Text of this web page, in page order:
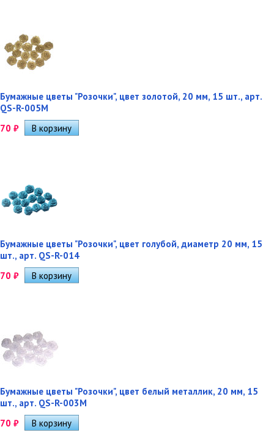
Бумажные цветы "Розочки", цвет золотой, 20 мм, 15 шт., арт.
QS-R-005M
70 ₽
Бумажные цветы "Розочки", цвет голубой, диаметр 20 мм, 15
шт., арт. QS-R-014
70 ₽
Бумажные цветы "Розочки", цвет белый металлик, 20 мм, 15
шт., арт. QS-R-003M
70 ₽